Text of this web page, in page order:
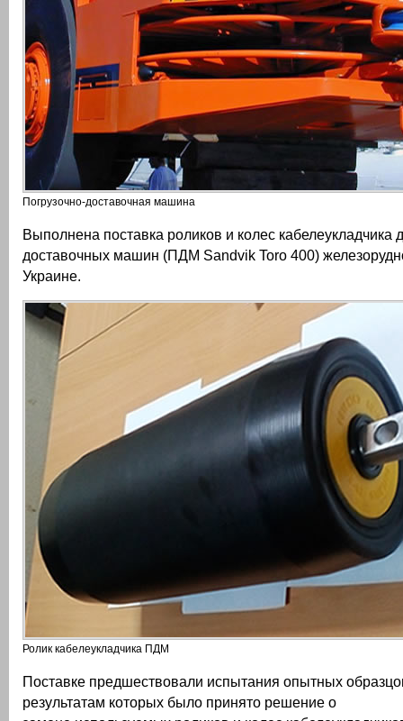
Погрузочно-доставочная машина
Выполнена поставка роликов и колес кабелеукладчика
доставочных машин (ПДМ Sandvik Toro 400)
Украине.
Ролик кабелеукладчика ПДМ
Поставке предшествовали испытания опытных
результатам которых было принято решение о